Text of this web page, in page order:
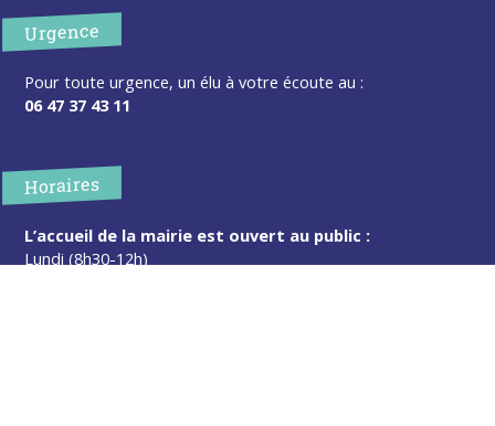
Urgence
Pour toute urgence, un élu à votre écoute au :
06 47 37 43 11
Horaires
L’accueil de la mairie est ouvert au public :
Lundi (8h30-12h)